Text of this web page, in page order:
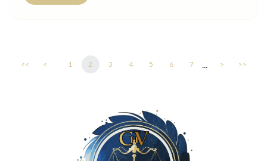
<< < 1 2 3 4 5 6 7 ... > >>